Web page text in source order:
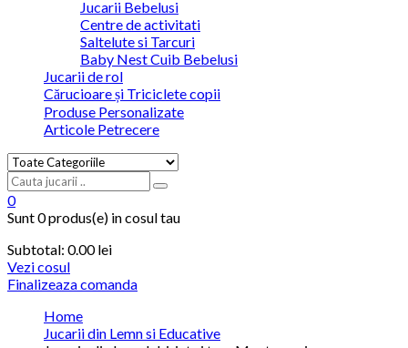
Jucarii Bebelusi
Centre de activitati
Saltelute si Tarcuri
Baby Nest Cuib Bebelusi
Jucarii de rol
Cărucioare și Triciclete copii
Produse Personalizate
Articole Petrecere
0
Sunt0 produs(e) in cosul tau
Subtotal: 0.00lei
Vezi cosul
Finalizeaza comanda
Home
Jucarii din Lemn si Educative